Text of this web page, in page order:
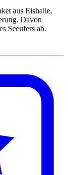
aus Eishalle,
Davon
Seeufers ab.